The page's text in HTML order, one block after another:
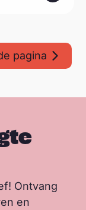
pagina
Ontvang
en